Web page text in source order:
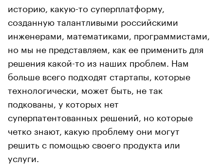
историю, какую-то суперплатформу,
созданную талантливыми российскими
инженерами, математиками, программистами,
но мы не представляем, как ее применить для
решения какой-то из наших проблем. Нам
больше всего подходят стартапы, которые
технологически, может быть, не так
подкованы, у которых нет
суперпатентованных решений, но которые
четко знают, какую проблему они могут
решить с помощью своего продукта или
услуги.